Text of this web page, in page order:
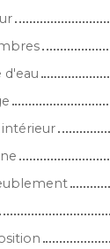
d'eau
intérieur